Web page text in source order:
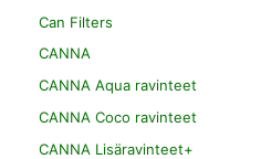
Can Filters
CANNA
CANNA Aqua ravinteet
CANNA Coco ravinteet
CANNA Lisäravinteet+